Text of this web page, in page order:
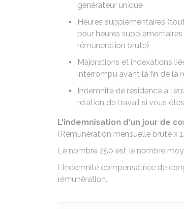
générateur unique
Heures supplémentaires
pour heures
rémunération brute)
Majorations et indexations
interrompu avant la fin de la
Indemnité de résidence à
relation de travail si vous
L'indemnisation d'un jour de
(Rémunération mensuelle brute x
Le nombre 250 est le nombre
L'indemnité compensatrice de
rémunération.